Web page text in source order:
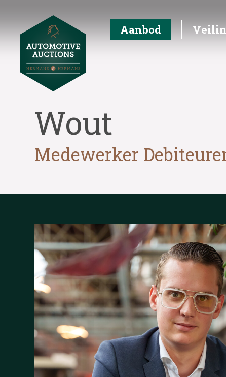
Aanbod
Wout
Medewerker